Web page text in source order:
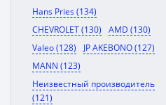
Hans Pries (134)
CHEVROLET (130)
AMD (130)
Valeo (128)
JP AKEBONO (127)
MANN (123)
Неизвестный производитель
(121)